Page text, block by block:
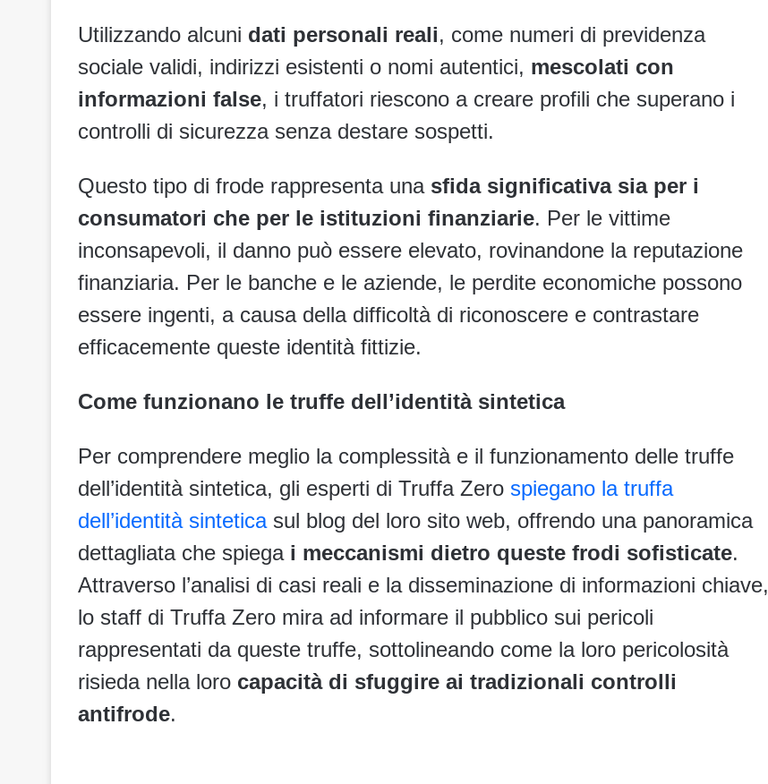
Utilizzando alcuni dati personali reali, come numeri di previdenza
sociale validi, indirizzi esistenti o nomi autentici, mescolati con
informazioni false, i truffatori riescono a creare profili che superano i
controlli di sicurezza senza destare sospetti.
Questo tipo di frode rappresenta una sfida significativa sia per i
consumatori che per le istituzioni finanziarie. Per le vittime
inconsapevoli, il danno può essere elevato, rovinandone la reputazione
finanziaria. Per le banche e le aziende, le perdite economiche possono
essere ingenti, a causa della difficoltà di riconoscere e contrastare
efficacemente queste identità fittizie.
Come funzionano le truffe dell’identità sintetica
Per comprendere meglio la complessità e il funzionamento delle truffe
dell’identità sintetica, gli esperti di Truffa Zero spiegano la truffa
dell’identità sinteticasul blog del loro sito web, offrendo una panoramica
dettagliata che spiega i meccanismi dietro queste frodi sofisticate.
Attraverso l’analisi di casi reali e la disseminazione di informazioni chiave,
lo staff di Truffa Zero mira ad informare il pubblico sui pericoli
rappresentati da queste truffe, sottolineando come la loro pericolosità
risieda nella loro capacità di sfuggire ai tradizionali controlli
antifrode.